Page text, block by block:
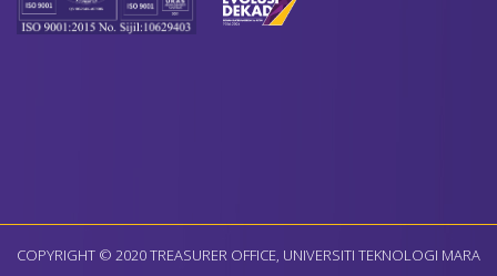
COPYRIGHT © 2020 TREASURER OFFICE, UNIVERSITI TEKNOLOGI MARA